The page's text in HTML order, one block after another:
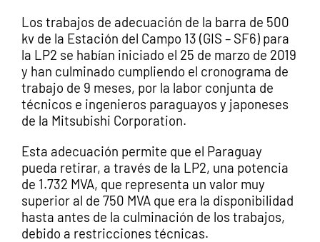
Los trabajos de adecuación de la barra de 500
kv de la Estación del Campo 13 (GIS – SF6) para
la LP2 se habían iniciado el 25 de marzo de 2019
y han culminado cumpliendo el cronograma de
trabajo de 9 meses, por la labor conjunta de
técnicos e ingenieros paraguayos y japoneses
de la Mitsubishi Corporation.
Esta adecuación permite que el Paraguay
pueda retirar, a través de la LP2, una potencia
de 1.732 MVA, que representa un valor muy
superior al de 750 MVA que era la disponibilidad
hasta antes de la culminación de los trabajos,
debido a restricciones técnicas.